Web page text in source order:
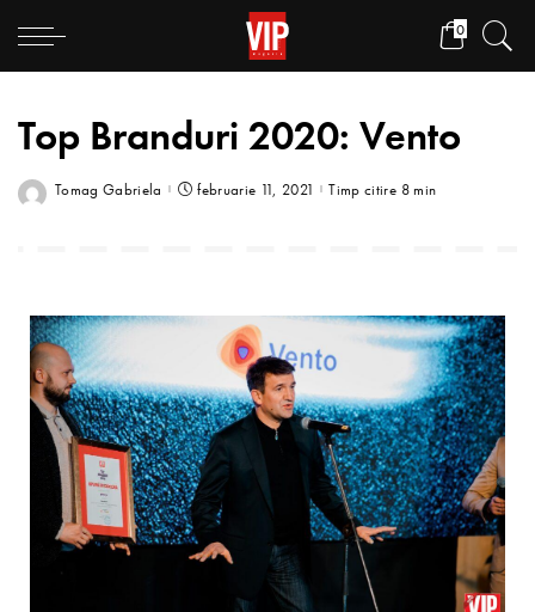
0
Top Branduri 2020: Vento
Tomag Gabriela februarie 11, 2021 Timp citire 8 min